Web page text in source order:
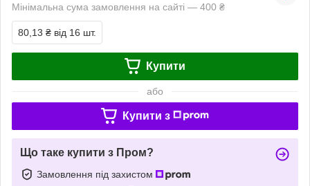
Мінімальна сума замовлення на сайті — 400 ₴
80,13 ₴ від 16 шт.
Купити
або
Купити з
Що таке купити з Пром?
Замовлення під захистом